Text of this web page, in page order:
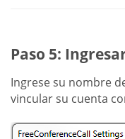
Paso 5:
Ingrese su nombre
vincular su cuenta